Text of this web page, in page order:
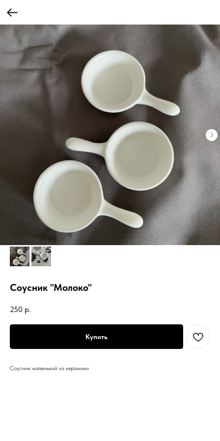
Соусник "Молоко"
250 р.
Купить
Соусник маленький из керамики